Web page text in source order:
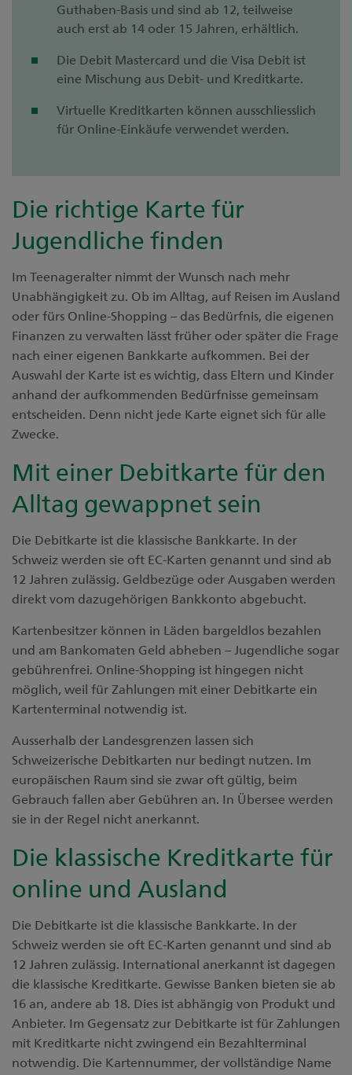
Guthaben-Basis und sind ab 12, teilweise
auch erst ab 14 oder 15 Jahren, erhältlich.
Die Debit Mastercard und die Visa Debit ist
eine Mischung aus Debit- und Kreditkarte.
Virtuelle Kreditkarten können ausschliesslich
für Online-Einkäufe verwendet werden.
Die richtige Karte für
Jugendliche finden
Im Teenageralter nimmt der Wunsch nach mehr
Unabhängigkeit zu. Ob im Alltag, auf Reisen im Ausland
oder fürs Online-Shopping – das Bedürfnis, die eigenen
Finanzen zu verwalten lässt früher oder später die Frage
nach einer eigenen Bankkarte aufkommen. Bei der
Auswahl der Karte ist es wichtig, dass Eltern und Kinder
anhand der aufkommenden Bedürfnisse gemeinsam
entscheiden. Denn nicht jede Karte eignet sich für alle
Zwecke.
Mit einer Debitkarte für den
Alltag gewappnet sein
Die Debitkarte ist die klassische Bankkarte. In der
Schweiz werden sie oft EC-Karten genannt und sind ab
12 Jahren zulässig. Geldbezüge oder Ausgaben werden
direkt vom dazugehörigen Bankkonto abgebucht.
Kartenbesitzer können in Läden bargeldlos bezahlen
und am Bankomaten Geld abheben – Jugendliche sogar
gebührenfrei. Online-Shopping ist hingegen nicht
möglich, weil für Zahlungen mit einer Debitkarte ein
Kartenterminal notwendig ist.
Ausserhalb der Landesgrenzen lassen sich
Schweizerische Debitkarten nur bedingt nutzen. Im
europäischen Raum sind sie zwar oft gültig, beim
Gebrauch fallen aber Gebühren an. In Übersee werden
sie in der Regel nicht anerkannt.
Die klassische Kreditkarte für
online und Ausland
Die Debitkarte ist die klassische Bankkarte. In der
Schweiz werden sie oft EC-Karten genannt und sind ab
12 Jahren zulässig. International anerkannt ist dagegen
die klassische Kreditkarte. Gewisse Banken bieten sie ab
16 an, andere ab 18. Dies ist abhängig von Produkt und
Anbieter. Im Gegensatz zur Debitkarte ist für Zahlungen
mit Kreditkarte nicht zwingend ein Bezahlterminal
notwendig. Die Kartennummer, der vollständige Name